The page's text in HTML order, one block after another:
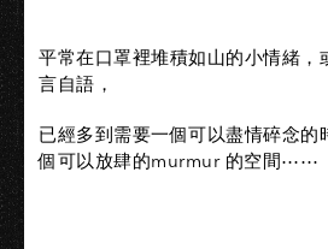
平常在口罩裡堆積如山的小情緒，
言自語，
已經多到需要一個可以盡情碎念的
個可以放肆的murmur 的空間⋯⋯